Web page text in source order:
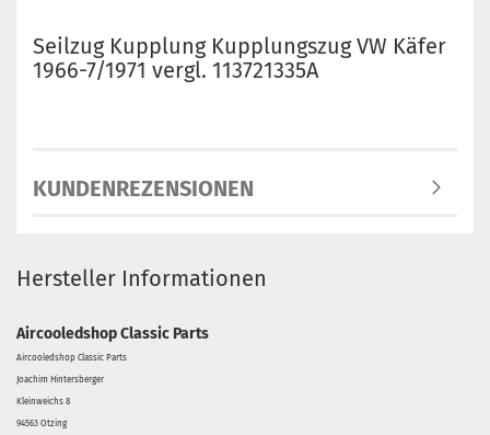
Seilzug Kupplung Kupplungszug VW Käfer
1966-7/1971 vergl. 113721335A
KUNDENREZENSIONEN
Hersteller Informationen
Aircooledshop Classic Parts
Aircooledshop Classic Parts
Joachim Hintersberger
Kleinweichs 8
94563 Otzing